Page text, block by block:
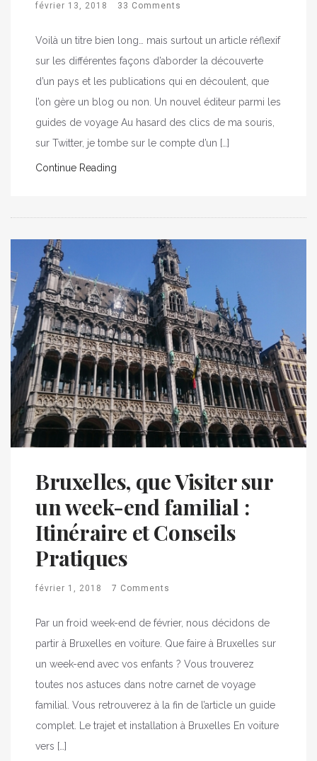
février 13, 2018 33 Comments
Voilà un titre bien long… mais surtout un article réflexif
sur les différentes façons d’aborder la découverte
d’un pays et les publications qui en découlent, que
l’on gère un blog ou non. Un nouvel éditeur parmi les
guides de voyage Au hasard des clics de ma souris,
sur Twitter, je tombe sur le compte d’un […]
Continue Reading
Bruxelles, que Visiter sur
un week-end familial :
Itinéraire et Conseils
Pratiques
février 1, 2018 7 Comments
Par un froid week-end de février, nous décidons de
partir à Bruxelles en voiture. Que faire à Bruxelles sur
un week-end avec vos enfants ? Vous trouverez
toutes nos astuces dans notre carnet de voyage
familial. Vous retrouverez à la fin de l’article un guide
complet. Le trajet et installation à Bruxelles En voiture
vers […]